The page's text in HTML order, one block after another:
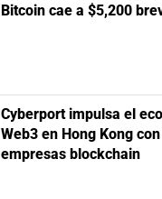
Bitcoin cae a $5,200
Cyberport impulsa el
Web3 en Hong Kong
empresas blockchain